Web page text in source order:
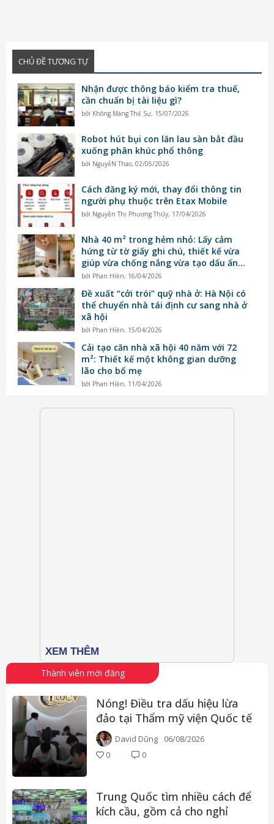
CHỦ ĐỀ TƯƠNG TỰ
Nhận được thông báo kiểm tra thuế,
cần chuẩn bị tài liệu gì?
bởi Không Màng Thế Sự, 15/07/2026
Robot hút bụi con lăn lau sàn bắt đầu
xuống phân khúc phổ thông
bởi NguyễN Thao,02/05/2026
Cách đăng ký mới, thay đổi thông tin
người phụ thuộc trên Etax Mobile
bởi Nguyễn Thị Phương Thúy, 17/04/2026
Nhà 40 m² trong hẻm nhỏ: Lấy cảm
hứng từ tờ giấy ghi chú, thiết kế vừa
giúp vừa chống nắng vừa tạo dấu ấn
riêng
bởi Phan Hiền, 16/04/2026
Đề xuất “cởi trói” quỹ nhà ở: Hà Nội có
thể chuyển nhà tái định cư sang nhà ở
xã hội
bởi Phan Hiền, 15/04/2026
Cải tạo căn nhà xã hội 40 năm với 72
m²: Thiết kế một không gian dưỡng
lão cho bố mẹ
bởi Phan Hiền, 11/04/2026
Thành viên mới đăng
Nóng! Điều tra dấu hiệu lừa
đảo tại Thẩm mỹ viện Quốc tế
Lucy với dịch vụ tăng kích
thước d.ương v.ật
David Dũng
06/08/2026
0
0
Trung Quốc tìm nhiều cách để
kích cầu, gồm cả cho nghỉ